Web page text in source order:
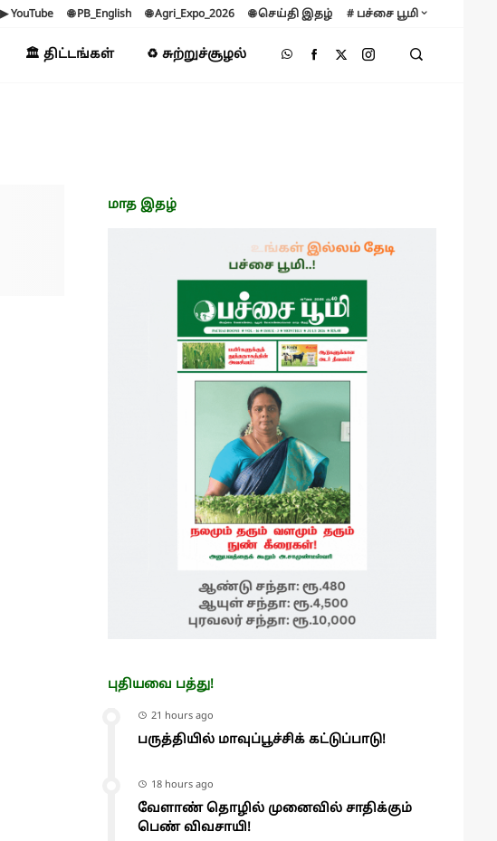
▶ YouTube 🌐 PB_English 🌐 Agri_Expo_2026 🌐 செய்தி இதழ் # பச்சை பூமி
🏛️ திட்டங்கள் ♻️ சுற்றுச்சூழல்
மாத இதழ்
புதியவை பத்து!
21 hours ago
பருத்தியில் மாவுப்பூச்சிக் கட்டுப்பாடு!
18 hours ago
வேளாண் தொழில் முனைவில் சாதிக்கும்
பெண் விவசாயி!